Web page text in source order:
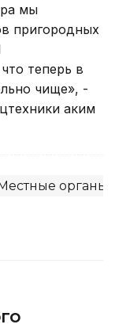
мы
пригородных
теперь в
чище», -
аким
органы